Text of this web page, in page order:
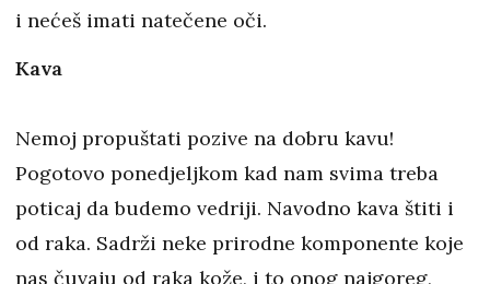
i nećeš imati natečene oči.
Kava
Nemoj propuštati pozive na dobru kavu!
Pogotovo ponedjeljkom kad nam svima treba
poticaj da budemo vedriji. Navodno kava štiti i
od raka. Sadrži neke prirodne komponente koje
nas čuvaju od raka kože, i to onog najgoreg,